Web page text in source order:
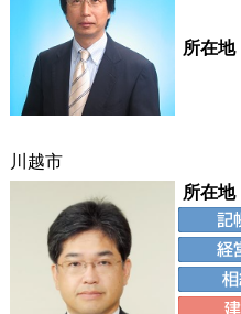
所在地
川越市
所在地